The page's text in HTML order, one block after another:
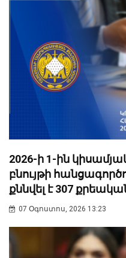
2026-ի 1-ին
բնույթի
քննվել է 307
07 Օգոստոս, 2026 13:23